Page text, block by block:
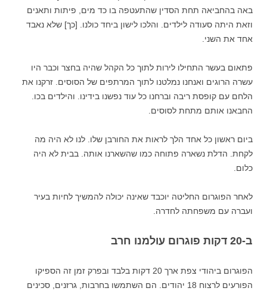
באה בהחביאה תחת הסדין שהתעטפה בו כד מים, פיתות ותאנים
וזאת היתה סעודה לילדים. והלכו לישון ביחד כולנו. [כך] שלא נאבד
אחד את השני.
פתאום בעשר התחילו לירות לתוך כל הקהל שהיה בחצר וכבר היו
עשרה הרוגים ואנחנו נמלטנו לתוך המרתפים של הסוסים. זרקנו את
הלחם עם קופסת ריבה וברחנו כל עוד נפשנו בידינו. והילדים בכו.
החבאנו אותם מתחת לסוסים.
ביום ראשון כל אחד הלך לראות את החורבן שלו. לנו לא היה מה
לקחת. הדלת נשארה פתוחה כמו שהשארנו אותה. בבית לא היה
כלום.
לאחר הפוגרום החליטה יוכבד שאינה יכולה להמשיך לחיות בעיר
ועברה עם משפחתה לחדרה.
ב-20 דקות פוגרום עולמנו חרב
הפוגרום ביהודי צפת ארך 20 דקות בלבד ובפרק זמן זה הספיקו
הפורעים לרצוח 18 יהודים. הם השתמשו בחרבות, גרזנים, סכינים